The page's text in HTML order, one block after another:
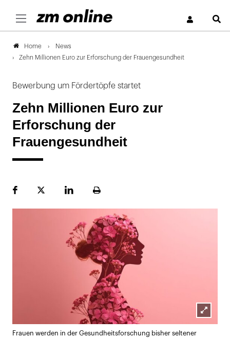
Home
News
Zehn Millionen Euro zur Erforschung der Frauengesundheit
Bewerbung um Fördertöpfe startet
Zehn Millionen Euro zur
Erforschung der
Frauengesundheit
FacebookPlattformLinekdInSeite
Lightbox
Frauen werden in der Gesundheitsforschung bisher seltener